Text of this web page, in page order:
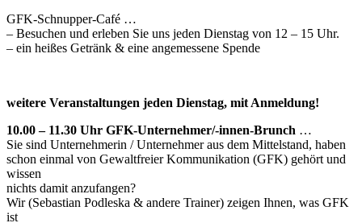
GFK-Schnupper-Café …
– Besuchen und erleben Sie uns jeden Dienstag von 12 – 15 Uhr.
– ein heißes Getränk & eine angemessene Spende
weitere Veranstaltungen jeden Dienstag, mit Anmeldung!
10.00 – 11.30 Uhr GFK-Unternehmer/-innen-Brunch …
Sie sind Unternehmerin / Unternehmer aus dem Mittelstand, haben
schon einmal von Gewaltfreier Kommunikation (GFK) gehört und
wissen
nichts damit anzufangen?
Wir (Sebastian Podleska & andere Trainer) zeigen Ihnen, was GFK
ist